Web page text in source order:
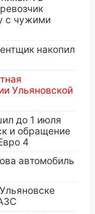
с чужими
накопил
Ульяновской
до 1 июля
и обращение
4
автомобиль